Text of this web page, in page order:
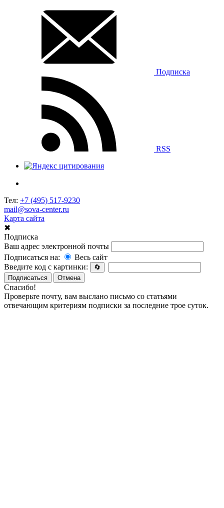
Подписка
RSS
Тел: +7 (495) 517-9230
mail@sova-center.ru
Карта сайта
✖
Подписка
Ваш адрес электронной почты
Подписаться на:
Весь сайт
Введите код с картинки:
🔄
Подписаться
Отмена
Спасибо!
Проверьте почту, вам выслано письмо со статьями
отвечающим критериям подписки за последние трое суток.